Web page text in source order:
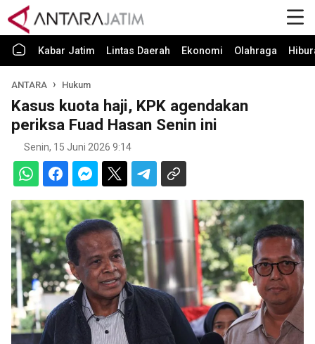
Kabar Jatim Lintas Daerah Ekonomi Olahraga
ANTARA Hukum
Kasus kuota haji, KPK agendakan
periksa Fuad Hasan Senin ini
Senin, 15 Juni 2026 9:14